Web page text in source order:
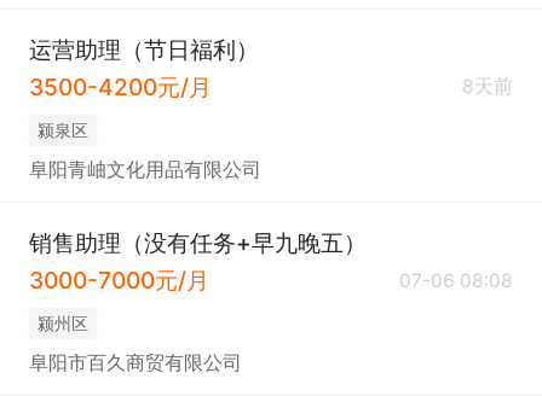
运营助理（节日福利）
3500-4200元/月
8天前
颍泉区
阜阳青岫文化用品有限公司
销售助理（没有任务+早九晚五）
3000-7000元/月
07-06 08:08
颍州区
阜阳市百久商贸有限公司